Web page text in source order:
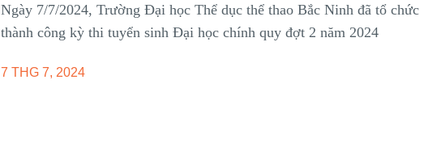
Ngày 7/7/2024, Trường Đại học Thể dục thể thao Bắc Ninh đã tổ chức
thành công kỳ thi tuyển sinh Đại học chính quy đợt 2 năm 2024
7 THG 7, 2024